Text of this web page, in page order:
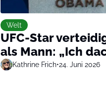
Welt
UFC-Star
als Mann: „Ich
Kathrine Frich•24. Juni 2026